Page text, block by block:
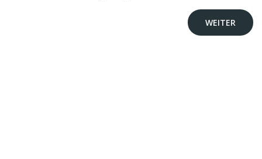
WEITER